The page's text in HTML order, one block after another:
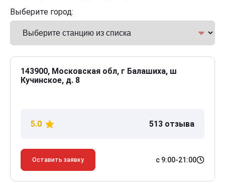
Выберите город:
143900, Московская обл, г Балашиха, ш
Кучинское, д. 8
5.0 513 отзыва
Оставить заявку с 9:00-21:00